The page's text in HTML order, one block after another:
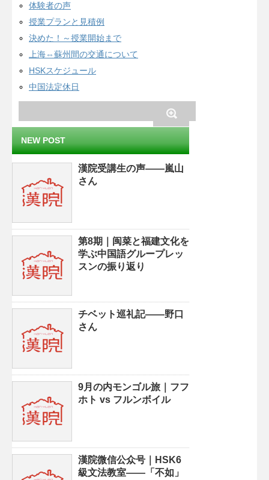
体験者の声
授業プランと見積例
決めた！～授業開始まで
上海⇔蘇州間の交通について
HSKスケジュール
中国法定休日
NEW POST
漢院受講生の声——嵐山
さん
第8期｜闽菜と福建文化を
学ぶ中国語グループレッ
スンの振り返り
チベット巡礼記——野口
さん
9月の内モンゴル旅｜フフ
ホト vs フルンボイル
漢院微信公众号｜HSK6
級文法教室——「不如」